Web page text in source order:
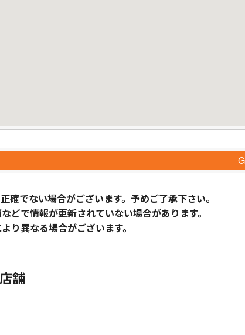
確でない場合がございます。予めご了承下さい。
どで情報が更新されていない場合があります。
り異なる場合がございます。
舗